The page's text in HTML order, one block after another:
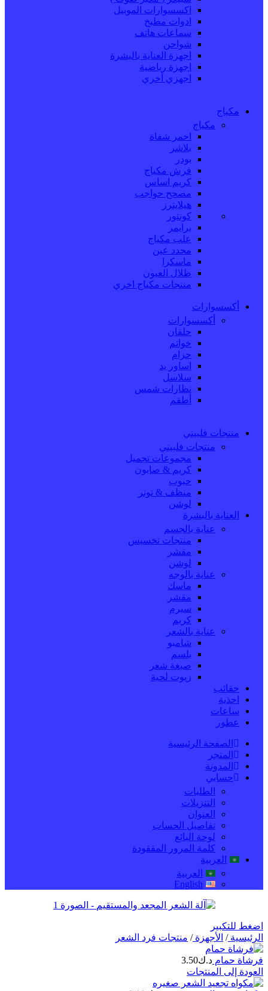
اكسسوارات الموبيل
ادوات مطبخ
سماعات هاتف
شواحن
اجهزة العناية بالبشرة
اجهزة رياضية
اجهزي أخري
مكياج
مكياج
احمر شفاة
بلاشر
بودر
فرش مكياج
كريم اساس
مصحح حواجب
هيلايترز
كونتور
برايمر
علب مكياج
محدد عين
ماسكرا
ظلال العيون
منتجات مكياج اخري
أكسسوارات
أكسسوارات
حلقان
خواتم
حزام
اساور يد
سلاسل
نظارات شمس
أطقم
منتجات فلبيني
منتجات فلبيني
مجموعات تجميل
كريم & صابون
حبوب
منظف & تونر
لوشن
العناية بالبشرة
عناية بالجسم
منتجات تخسيس
مقشر
لوشن
عناية بالوجه
ماسك
مقشر
سيرم
كريم
عناية بالشعر
شامبو
بلسم
صبغة شعر
زيوت لحية
حقائب
احذية
ساعات
عطور
الصفحة الرئيسية
المتجر
المدونة
حسابي
الطلبات
التنزيلات
العنوان
تفاصيل الحساب
لوحة البائع
كلمة المرور المفقودة
العربية
العربية
English
اضغط للتكبير
الرئيسية/ الأجهزة/ منتجات فرد الشعر
فرشاة حمام د.ك3.50
العودة إلى المنتجات